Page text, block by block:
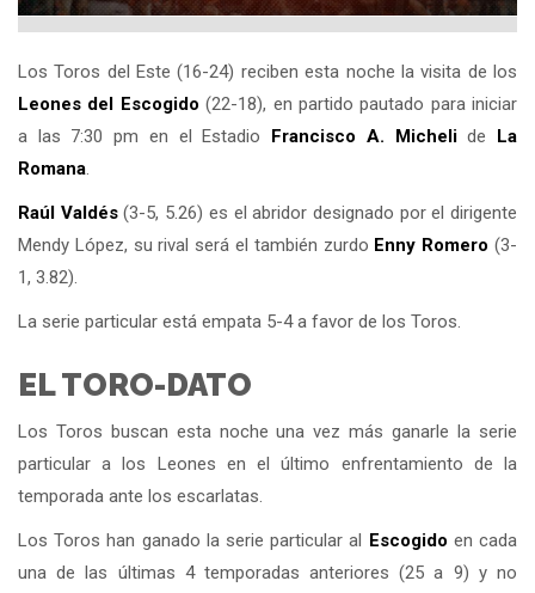
Los Toros del Este (16-24) reciben esta noche la visita de los
Leones del Escogido (22-18), en partido pautado para iniciar
a las 7:30 pm en el Estadio Francisco A. Michelide La
Romana.
Raúl Valdés(3-5, 5.26) es el abridor designado por el dirigente
Mendy López, su rival será el también zurdo Enny Romero (3-
1, 3.82).
La serie particular está empata 5-4 a favor de los Toros.
EL TORO-DATO
Los Toros buscan esta noche una vez más ganarle la serie
particular a los Leones en el último enfrentamiento de la
temporada ante los escarlatas.
Los Toros han ganado la serie particular al Escogido en cada
una de las últimas 4 temporadas anteriores (25 a 9) y no